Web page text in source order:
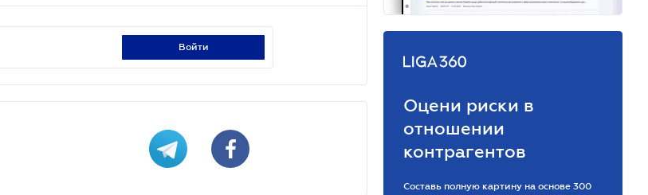
войти
Оцени риски в
отношении
контрагентов
Составь полную картину на основе 300